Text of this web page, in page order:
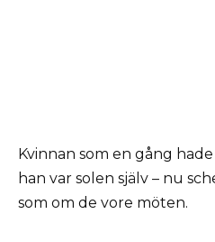
Kvinnan som en gång
han var solen själv – nu
som om de vore möten.